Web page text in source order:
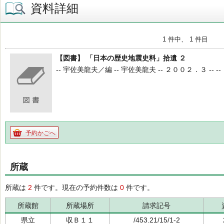
資料詳細
1 件中、 1 件目
【図書】 「日本の歴史地震史料」拾遺 ２
-- 宇佐美龍夫／編 -- 宇佐美龍夫 -- ２００２．３ -- --
予約かごへ
所蔵
所蔵は 2 件です。現在の予約件数は 0 件です。
所蔵館 所蔵場所 請求記号
県立
収Ｂ１１ /453.21/15/1-2